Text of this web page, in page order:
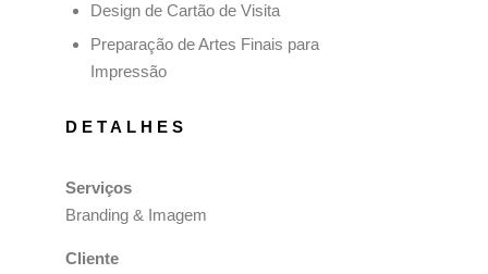
Design de Cartão de Visita
Preparação de Artes Finais para
Impressão
DETALHES
Serviços
Branding & Imagem
Cliente